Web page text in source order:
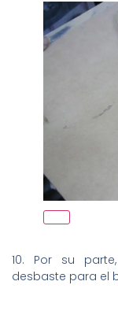
10. Por su
desbaste para el